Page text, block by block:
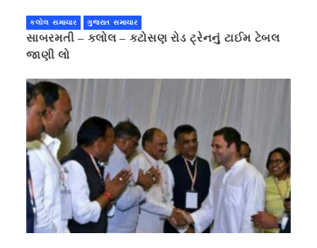
કલોલ સમાચાર ગુજરાત સમાચાર
સાબરમતી – કલોલ – કટોસણ રોડ ટ્રેનનું ટાઈમ ટેબલ
જાણી લો